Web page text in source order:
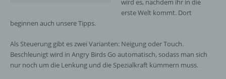
wird es, nachdem ihr in die
erste Welt kommt. Dort
beginnen auch unsere Tipps.
Als Steuerung gibt es zwei Varianten: Neigung oder Touch.
Beschleunigt wird in Angry Birds Go automatisch, sodass man sich
nur noch um die Lenkung und die Spezialkraft kümmern muss.